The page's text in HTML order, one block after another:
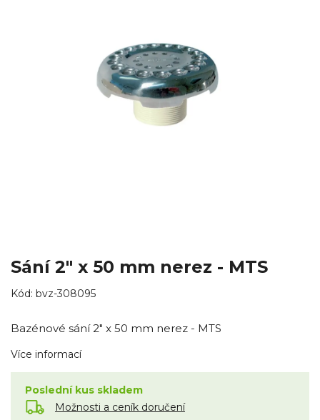
Sání 2" x 50 mm nerez - MTS
Kód: bvz-308095
Bazénové sání 2" x 50 mm nerez - MTS
Více informací
Poslední kus skladem
Možnosti a ceník doručení